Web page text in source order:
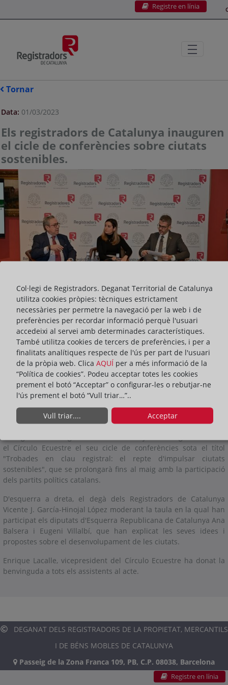
Registre en línia
Tornar
Data: 01/03/2023
Els registradors de Catalunya inauguren
el cicle de conferències sobre ciutats
sostenibles.
el Círculo Ecuestre el seu cicle de conferències sota el títol
"Trobades en clau registral: el repte d'impulsar ciutats
sostenibles", que se prolongarà fins al maig amb la participació
dels partits polítics catalans.
D'esquerra a dreta, el degà dels Registradors de Catalunya
Vicente J. García-Hinojal López moderant la taula en la qual han
participat els diputats d'Esquerra Republicana de Catalunya Ana
Balsera i Eugeni Villalbí, que han explicat les seves idees i
propostes sobre el desenvolupament de les ciutats.
Enrique Lacalle, vicepresident del Círculo Ecuestre ha donat la
benvinguda a tots els assistents al acte.
DEGANAT DELS REGISTRADORS DE LA PROPIETAT, MERCANTILS
I DE BÉNS MOBLES DE CATALUNYA
Passeig de la Zona Franca 109, PB, C.P. 08038, Barcelona
Registre en línia
Col·legi de Registradors. Deganat Territorial de Catalunya
utilitza cookies pròpies: tècniques estrictament
necessàries per permetre la navegació per la web i de
preferències per recordar informació perquè l'usuari
accedeixi al servei amb determinades característiques.
També utilitza cookies de tercers de preferències, i per a
finalitats analítiques respecte de l'ús per part de l'usuari
de la pròpia web. Clica AQUÍ per a més informació de la
“Política de cookies”. Podeu acceptar totes les cookies
prement el botó “Acceptar” o configurar-les o rebutjar-ne
l'ús prement el botó “Vull triar…”..
Vull triar.... Acceptar